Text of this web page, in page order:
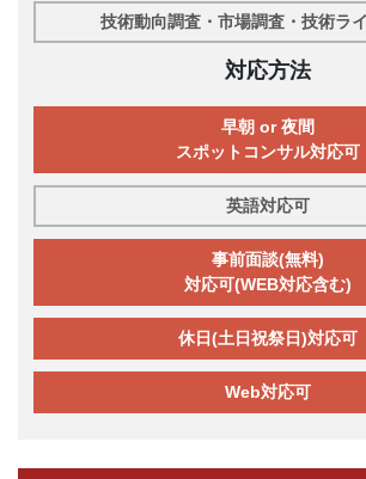
技術動向調査・市場調査・技術ラ
対応方法
早朝 or 夜間
スポットコンサル対応可
英語対応可
事前面談(無料)
対応可(WEB対応含む)
休日(土日祝祭日)対応可
Web対応可